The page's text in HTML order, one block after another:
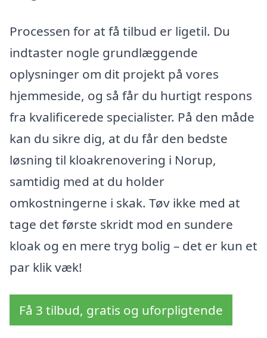
Processen for at få tilbud er ligetil. Du
indtaster nogle grundlæggende
oplysninger om dit projekt på vores
hjemmeside, og så får du hurtigt respons
fra kvalificerede specialister. På den måde
kan du sikre dig, at du får den bedste
løsning til kloakrenovering i Norup,
samtidig med at du holder
omkostningerne i skak. Tøv ikke med at
tage det første skridt mod en sundere
kloak og en mere tryg bolig – det er kun et
par klik væk!
Få 3 tilbud, gratis og uforpligtende